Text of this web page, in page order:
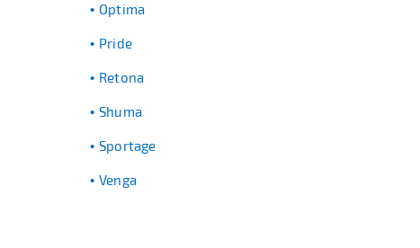
Optima
Pride
Retona
Shuma
Sportage
Venga